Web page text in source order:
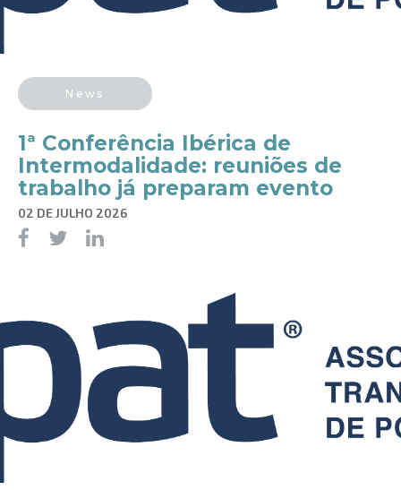
News
1ª Conferência Ibérica de
Intermodalidade: reuniões de
trabalho já preparam evento
02 DE JULHO 2026